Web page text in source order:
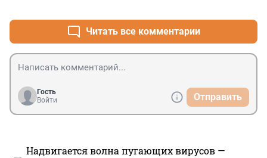
Читать все комментарии
Гость
Войти
Отправить
Надвигается волна пугающих вирусов —